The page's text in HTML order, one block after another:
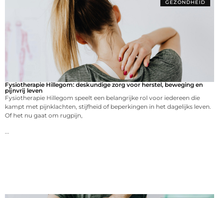
GEZONDHEID
Fysiotherapie Hillegom: deskundige zorg voor herstel, beweging en
pijnvrij leven
Fysiotherapie Hillegom speelt een belangrijke rol voor iedereen die
kampt met pijnklachten, stijfheid of beperkingen in het dagelijks leven.
Of het nu gaat om rugpijn,